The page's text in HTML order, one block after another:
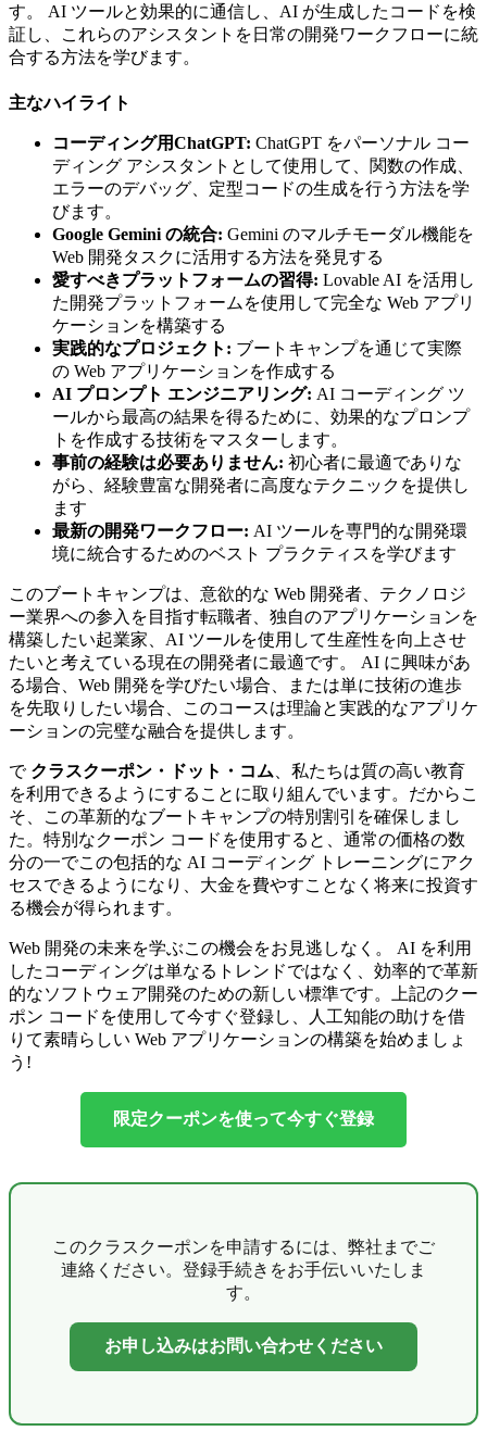
す。 AI ツールと効果的に通信し、AI が生成したコードを検
証し、これらのアシスタントを日常の開発ワークフローに統
合する方法を学びます。
主なハイライト
コーディング用ChatGPT: ChatGPT をパーソナル コー
ディング アシスタントとして使用して、関数の作成、
エラーのデバッグ、定型コードの生成を行う方法を学
びます。
Google Gemini の統合: Gemini のマルチモーダル機能を
Web 開発タスクに活用する方法を発見する
愛すべきプラットフォームの習得: Lovable AI を活用し
た開発プラットフォームを使用して完全な Web アプリ
ケーションを構築する
実践的なプロジェクト: ブートキャンプを通じて実際
の Web アプリケーションを作成する
AI プロンプト エンジニアリング: AI コーディング ツ
ールから最高の結果を得るために、効果的なプロンプ
トを作成する技術をマスターします。
事前の経験は必要ありません: 初心者に最適でありな
がら、経験豊富な開発者に高度なテクニックを提供し
ます
最新の開発ワークフロー: AI ツールを専門的な開発環
境に統合するためのベスト プラクティスを学びます
このブートキャンプは、意欲的な Web 開発者、テクノロジ
ー業界への参入を目指す転職者、独自のアプリケーションを
構築したい起業家、AI ツールを使用して生産性を向上させ
たいと考えている現在の開発者に最適です。 AI に興味があ
る場合、Web 開発を学びたい場合、または単に技術の進歩
を先取りしたい場合、このコースは理論と実践的なアプリケ
ーションの完璧な融合を提供します。
で クラスクーポン・ドット・コム 、私たちは質の高い教育
を利用できるようにすることに取り組んでいます。だからこ
そ、この革新的なブートキャンプの特別割引を確保しまし
た。特別なクーポン コードを使用すると、通常の価格の数
分の一でこの包括的な AI コーディング トレーニングにアク
セスできるようになり、大金を費やすことなく将来に投資す
る機会が得られます。
Web 開発の未来を学ぶこの機会をお見逃しなく。 AI を利用
したコーディングは単なるトレンドではなく、効率的で革新
的なソフトウェア開発のための新しい標準です。上記のクー
ポン コードを使用して今すぐ登録し、人工知能の助けを借
りて素晴らしい Web アプリケーションの構築を始めましょ
う!
限定クーポンを使って今すぐ登録
このクラスクーポンを申請するには、弊社までご
連絡ください。登録手続きをお手伝いいたしま
す。
お申し込みはお問い合わせください